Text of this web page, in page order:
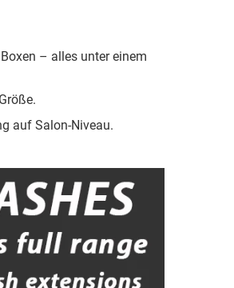
– alles unter einem
auf Salon-Niveau.